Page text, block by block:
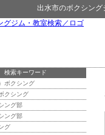
出水市のボクシング
検索キーワード
ボクシング
クシング
ング部
ング部
グ